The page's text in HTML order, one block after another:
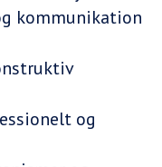
kommunikation
og